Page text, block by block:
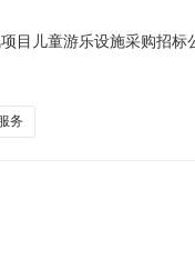
目儿童游乐设施采购招
游乐设施设计深化、制
务